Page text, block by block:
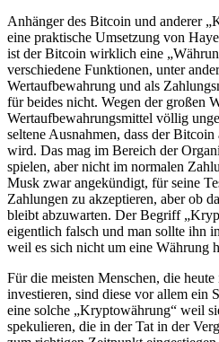
Anhänger des Bitcoin und anderer
eine praktische Umsetzung von
ist der Bitcoin wirklich eine
verschiedene Funktionen, unter
Wertaufbewahrung und als
für beides nicht. Wegen der großen
Wertaufbewahrungsmittel völlig
seltene Ausnahmen, dass der
wird. Das mag im Bereich der
spielen, aber nicht im normalen
Musk zwar angekündigt, für seine
Zahlungen zu akzeptieren, aber ob
bleibt abzuwarten. Der Begriff
eigentlich falsch und man sollte ihn
weil es sich nicht um eine Währung
Für die meisten Menschen, die
investieren, sind diese vor allem ein
eine solche „Kryptowährung“ weil
spekulieren, die in der Tat in der